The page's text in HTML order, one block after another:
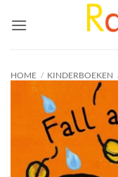
naar
HOME / KINDERBOEKEN